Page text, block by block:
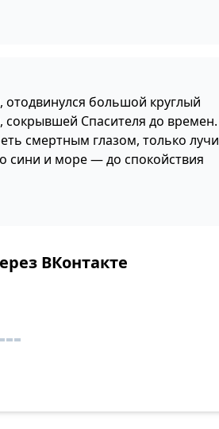
отодвинулся большой круглый
Спасителя до времен.
смертным глазом, только лучи
сини и море — до спокойствия
ВКонтакте